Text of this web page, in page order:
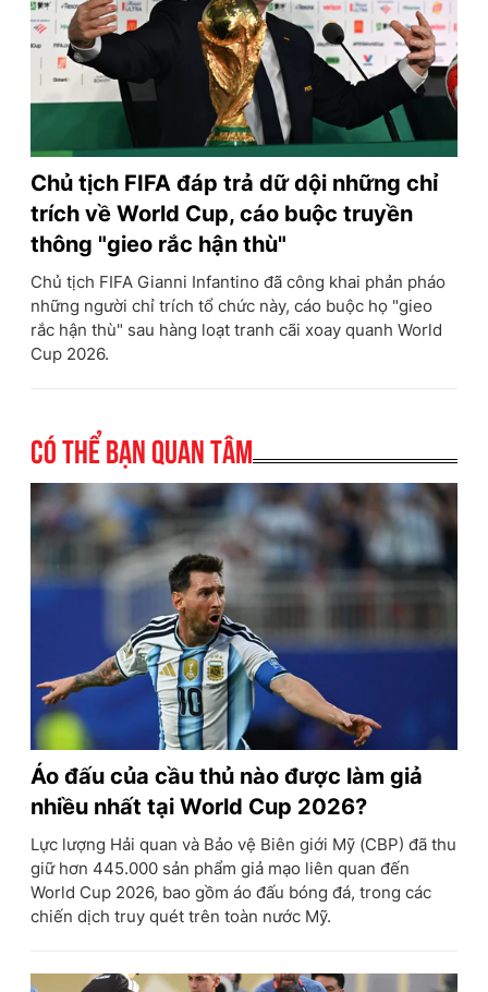
Chủ tịch FIFA đáp trả dữ dội những chỉ
trích về World Cup, cáo buộc truyền
thông "gieo rắc hận thù"
Chủ tịch FIFA Gianni Infantino đã công khai phản pháo
những người chỉ trích tổ chức này, cáo buộc họ "gieo
rắc hận thù" sau hàng loạt tranh cãi xoay quanh World
Cup 2026.
Có thể bạn quan tâm
Áo đấu của cầu thủ nào được làm giả
nhiều nhất tại World Cup 2026?
Lực lượng Hải quan và Bảo vệ Biên giới Mỹ (CBP) đã thu
giữ hơn 445.000 sản phẩm giả mạo liên quan đến
World Cup 2026, bao gồm áo đấu bóng đá, trong các
chiến dịch truy quét trên toàn nước Mỹ.